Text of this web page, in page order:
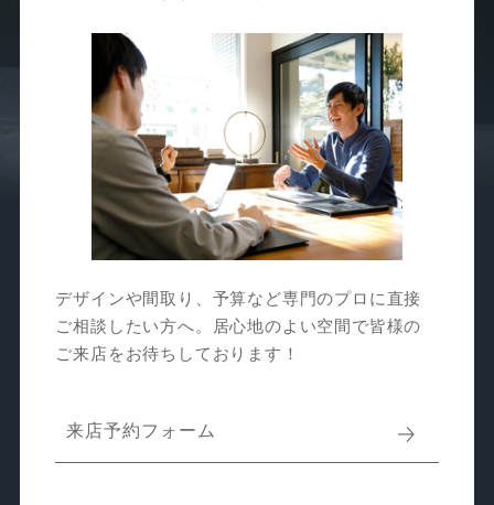
デザインや間取り、予算など専門のプロに直接
ご相談したい方へ。居心地のよい空間で皆様の
ご来店をお待ちしております！
来店予約フォーム